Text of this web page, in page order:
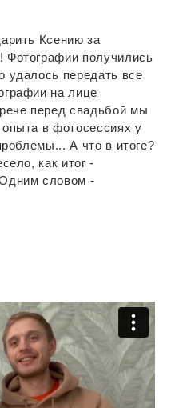
Ксению за
получились
удалось передать все
на лице
перед свадьбой мы
в фотосессиях у
А что в итоге?
как итог -
словом -